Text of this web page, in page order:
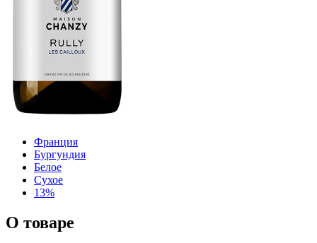
Франция
Бургундия
Белое
Сухое
13%
О товаре